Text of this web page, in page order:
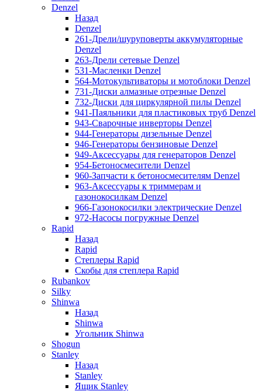
Denzel
Назад
Denzel
261-Дрели/шуруповерты аккумуляторные
Denzel
263-Дрели сетевые Denzel
531-Масленки Denzel
564-Мотокультиваторы и мотоблоки Denzel
731-Диски алмазные отрезные Denzel
732-Диски для циркулярной пилы Denzel
941-Паяльники для пластиковых труб Denzel
943-Сварочные инверторы Denzel
944-Генераторы дизельные Denzel
946-Генераторы бензиновые Denzel
949-Аксессуары для генераторов Denzel
954-Бетоносмесители Denzel
960-Запчасти к бетоносмесителям Denzel
963-Аксессуары к триммерам и
газонокосилкам Denzel
966-Газонокосилки электрические Denzel
972-Насосы погружные Denzel
Rapid
Назад
Rapid
Степлеры Rapid
Скобы для cтеплера Rapid
Rubankov
Silky
Shinwa
Назад
Shinwa
Угольник Shinwa
Shogun
Stanley
Назад
Stanley
Ящик Stanley